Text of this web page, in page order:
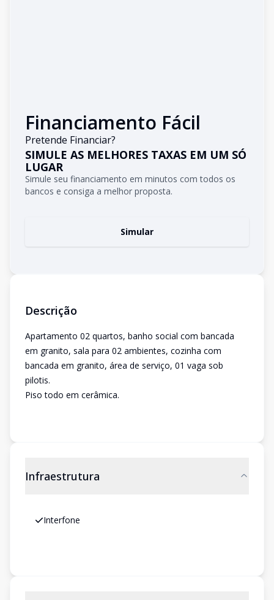
Financiamento Fácil
Pretende Financiar?
SIMULE AS MELHORES TAXAS EM UM SÓ
LUGAR
Simule seu financiamento em minutos com todos os
bancos e consiga a melhor proposta.
Simular
Descrição
Apartamento 02 quartos, banho social com bancada
em granito, sala para 02 ambientes, cozinha com
bancada em granito, área de serviço, 01 vaga sob
pilotis.
Piso todo em cerâmica.
Infraestrutura
Interfone